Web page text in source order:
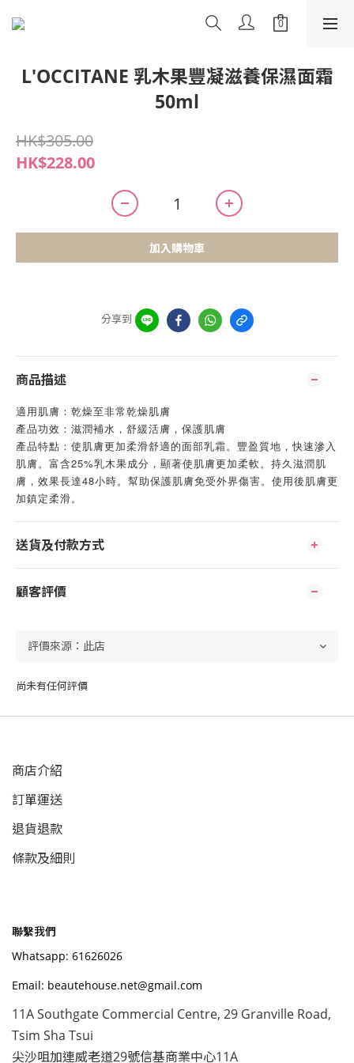
L'OCCITANE 乳木果豐凝滋養保濕面霜
50ml
HK$305.00
HK$228.00
加入購物車
分享到
商品描述
適用肌膚：乾燥至非常乾燥肌膚
產品功效：滋潤補水，舒緩活膚，保護肌膚
產品特點：使肌膚更加柔滑舒適的面部乳霜。豐盈質地，快速滲入
肌膚。富含25%乳木果成分，顯著使肌膚更加柔軟。持久滋潤肌
膚，效果長達48小時。幫助保護肌膚免受外界傷害。使用後肌膚更
加鎮定柔滑。
送貨及付款方式
顧客評價
尚未有任何評價
商店介紹
訂單運送
退貨退款
條款及細則
聯繫我們
Whatsapp: 61626026
Email: beautehouse.net@gmail.com
11A Southgate Commercial Centre, 29 Granville Road,
Tsim Sha Tsui
尖沙咀加連威老道29號信基商業中心11A